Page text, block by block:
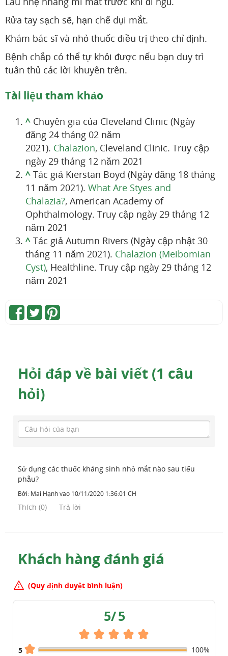
Rửa tay sạch sẽ, hạn chế dụi mắt.
Khám bác sĩ và nhỏ thuốc điều trị theo chỉ định.
Bệnh chắp có thể tự khỏi được nếu bạn duy trì
tuân thủ các lời khuyên trên.
Tài liệu tham khảo
^ Chuyên gia của Cleveland Clinic (Ngày
đăng 24 tháng 02 năm
2021). Chalazion, Cleveland Clinic. Truy cập
ngày 29 tháng 12 năm 2021
^ Tác giả Kierstan Boyd (Ngày đăng 18 tháng
11 năm 2021). What Are Styes and
Chalazia?, American Academy of
Ophthalmology. Truy cập ngày 29 tháng 12
năm 2021
^ Tác giả Autumn Rivers (Ngày cập nhật 30
tháng 11 năm 2021). Chalazion (Meibomian
Cyst), Healthline. Truy cập ngày 29 tháng 12
năm 2021
Hỏi đáp về bài viết (1 câu
hỏi)
Sử dụng các thuốc kháng sinh nhỏ mắt nào sau tiểu
phẫu?
Bởi: Mai Hạnhvào 10/11/2020 1:36:01 CH
Thích (0) Trả lời
Khách hàng đánh giá
(Quy định duyệt bình luận)
5/5
5
100%